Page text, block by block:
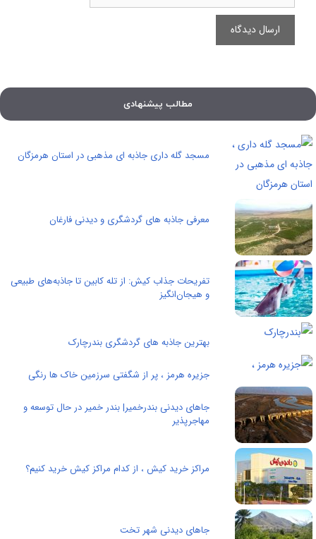
مطالب پیشنهادی
مسجد گله داری جاذبه ای مذهبی در استان هرمزگان
معرفی جاذبه های گردشگری و دیدنی فارغان
تفریحات جذاب کیش: از تله کابین تا جاذبه‌های طبیعی
و هیجان‌انگیز
بهترین جاذبه های گردشگری بندرچارک
جزیره هرمز ، پر از شگفتی سرزمین خاک ها رنگی
جاهای دیدنی بندرخمیر| بندر خمیر در حال توسعه و
مهاجرپذیر
مراکز خرید کیش ، از کدام مراکز کیش خرید کنیم؟
جاهای دیدنی شهر تخت